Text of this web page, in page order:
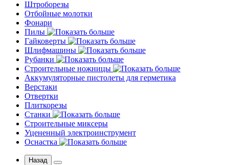
Штроборезы
Отбойные молотки
Фонари
Пилы
Гайковерты
Шлифмашины
Рубанки
Строительные ножницы
Аккумуляторные пистолеты для герметика
Верстаки
Отвертки
Плиткорезы
Станки
Строительные миксеры
Уцененный электроинструмент
Оснастка
Назад